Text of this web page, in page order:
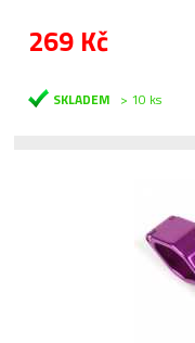
269 Kč
SKLADEM > 10 ks